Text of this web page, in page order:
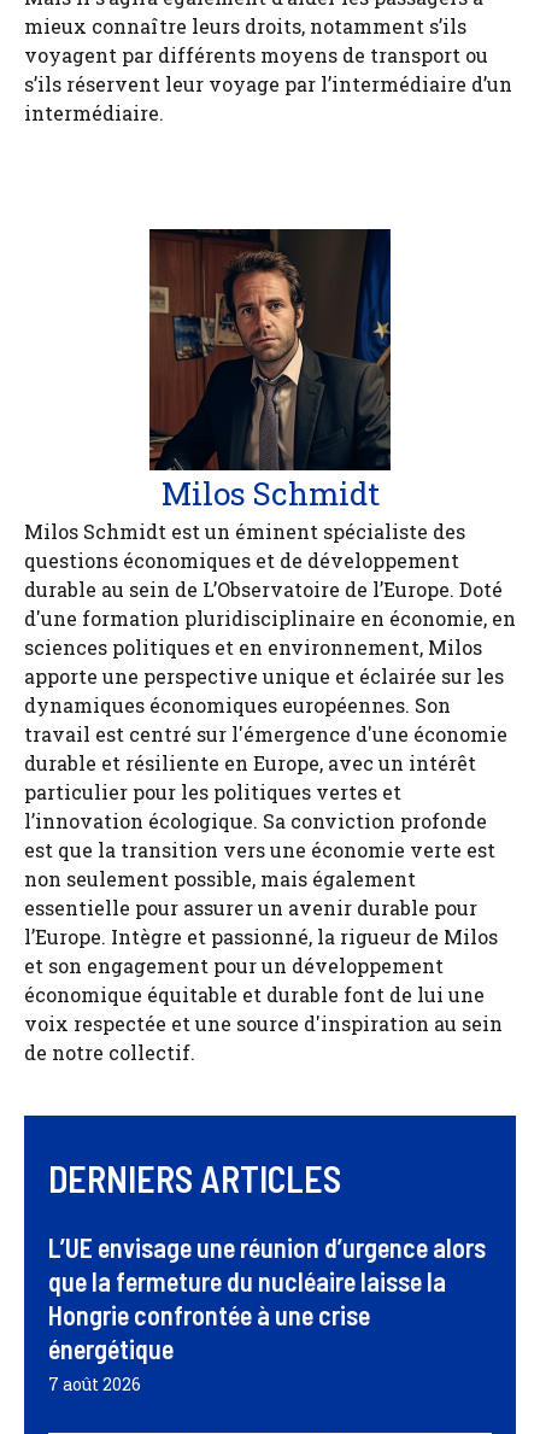
mieux connaître leurs droits, notamment s’ils
voyagent par différents moyens de transport ou
s’ils réservent leur voyage par l’intermédiaire d’un
intermédiaire.
Milos Schmidt
Milos Schmidt est un éminent spécialiste des
questions économiques et de développement
durable au sein de L’Observatoire de l’Europe. Doté
d'une formation pluridisciplinaire en économie, en
sciences politiques et en environnement, Milos
apporte une perspective unique et éclairée sur les
dynamiques économiques européennes. Son
travail est centré sur l'émergence d'une économie
durable et résiliente en Europe, avec un intérêt
particulier pour les politiques vertes et
l’innovation écologique. Sa conviction profonde
est que la transition vers une économie verte est
non seulement possible, mais également
essentielle pour assurer un avenir durable pour
l’Europe. Intègre et passionné, la rigueur de Milos
et son engagement pour un développement
économique équitable et durable font de lui une
voix respectée et une source d'inspiration au sein
de notre collectif.
DERNIERS ARTICLES
L’UE envisage une réunion d’urgence alors
que la fermeture du nucléaire laisse la
Hongrie confrontée à une crise
énergétique
7 août 2026